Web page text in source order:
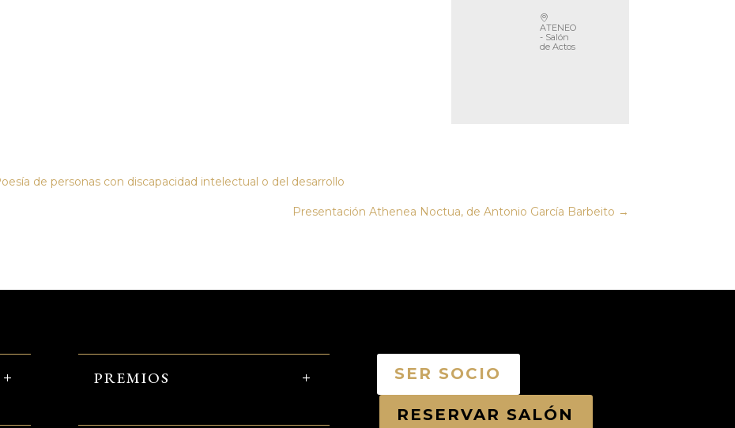
ATENEO
- Salón
de Actos
de personas con discapacidad intelectual o del desarrollo
Presentación Athenea Noctua, de Antonio García Barbeito →
PREMIOS SER SOCIO
RESERVAR SALÓN